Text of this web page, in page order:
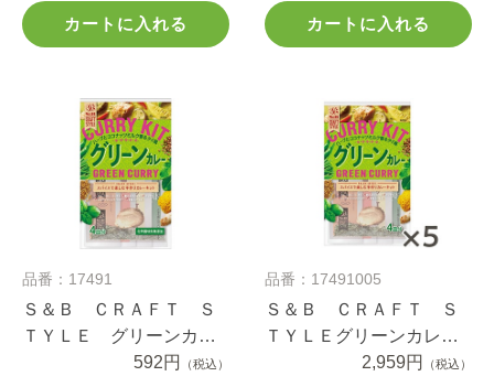
カートに入れる カートに入れる
品番：17491
Ｓ＆Ｂ ＣＲＡＦＴ Ｓ
ＴＹＬＥ グリーンカレ
592円 （税込）
品番：17491005
Ｓ＆Ｂ ＣＲＡＦＴ Ｓ
ＴＹＬＥグリーンカレー
2,959円 （税込）